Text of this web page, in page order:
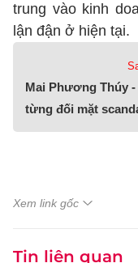
trung vào kinh
lận đận ở hiện tại.
Mai Phương Thúy -
từng đối mặt
Xem link gốc
Tin liên quan